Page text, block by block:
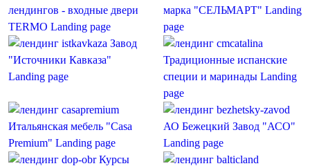
лендингов - входные двери
TERMO Landing page
марка "СЕЛЬМАРТ" Landing
page
Завод
"Источники Кавказа"
Landing page
Традиционные испанские
специи и маринады Landing
page
Итальянская мебель "Casa
Premium" Landing page
АО Бежецкий Завод "АСО"
Landing page
Курсы